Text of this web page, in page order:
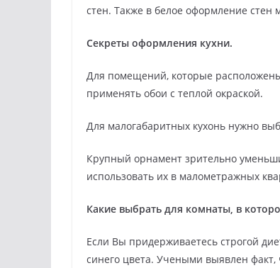
стен. Также в белое оформление
Секреты оформления кухни.
Для помещений, которые
применять обои с теплой окраской.
Для малогабаритных кухонь нужно
Крупный орнамент зрительно
использовать их в малометражных
Какие выбрать для комнаты, в
Если Вы придерживаетесь строгой
синего цвета. Учеными выявлен факт,